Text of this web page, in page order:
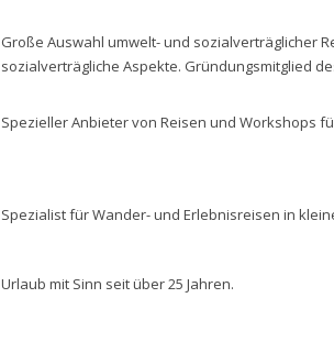
Große Auswahl umwelt- und sozialverträglicher
sozialverträgliche Aspekte. Gründungsmitglied
Spezieller Anbieter von Reisen und Workshops
Spezialist für Wander- und Erlebnisreisen in
Urlaub mit Sinn seit über 25 Jahren.